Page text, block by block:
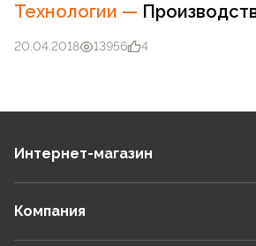
Технологии —
20.04.2018 13956 4
Интернет-магазин
Компания